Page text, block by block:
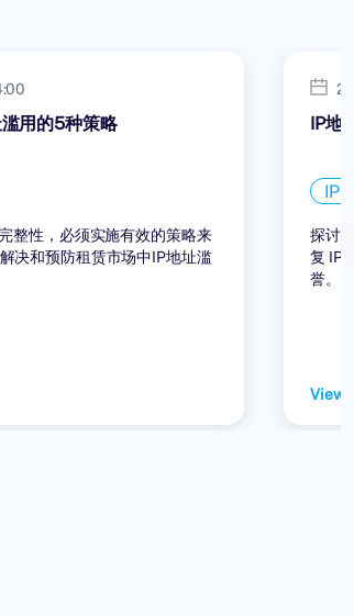
用的5种策略
整性，必须实施有效的策略来
决和预防租赁市场中IP地址滥
IP地
IP
探讨
复 IP
誉。
View